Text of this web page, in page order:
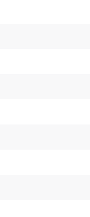
zijn vrijstaande kachels
een selectie